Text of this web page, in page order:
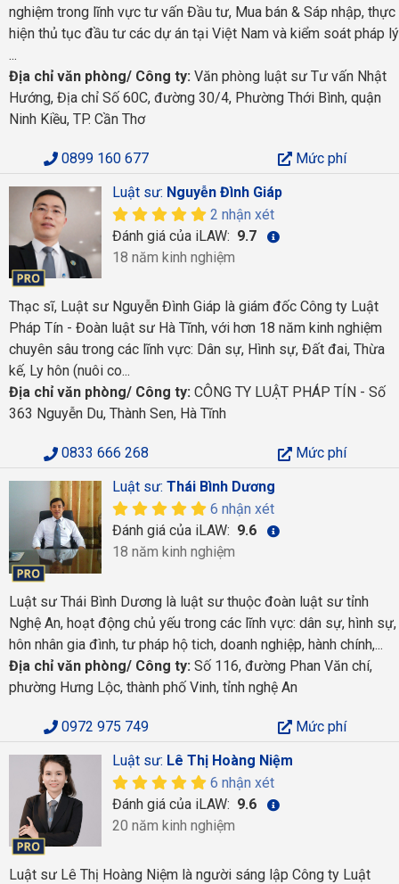
nghiệm trong lĩnh vực tư vấn Đầu tư, Mua bán & Sáp nhập, thực
hiện thủ tục đầu tư các dự án tại Việt Nam và kiểm soát pháp lý
...
Địa chỉ văn phòng/ Công ty: Văn phòng luật sư Tư vấn Nhật
Hướng, Địa chỉ Số 60C, đường 30/4, Phường Thới Bình, quận
Ninh Kiều, TP. Cần Thơ
0899 160 677
Mức phí
Luật sư: Nguyễn Đình Giáp
2 nhận xét
Đánh giá của iLAW: 9.7
18 năm kinh nghiệm
Thạc sĩ, Luật sư Nguyễn Đình Giáp là giám đốc Công ty Luật
Pháp Tín - Đoàn luật sư Hà Tĩnh, với hơn 18 năm kinh nghiệm
chuyên sâu trong các lĩnh vực: Dân sự, Hình sự, Đất đai, Thừa
kế, Ly hôn (nuôi co...
Địa chỉ văn phòng/ Công ty: CÔNG TY LUẬT PHÁP TÍN - Số
363 Nguyễn Du, Thành Sen, Hà Tĩnh
0833 666 268
Mức phí
Luật sư: Thái Bình Dương
6 nhận xét
Đánh giá của iLAW: 9.6
18 năm kinh nghiệm
Luật sư Thái Bình Dương là luật sư thuộc đoàn luật sư tỉnh
Nghệ An, hoạt động chủ yếu trong các lĩnh vực: dân sự, hình sự,
hôn nhân gia đình, tư pháp hộ tich, doanh nghiệp, hành chính,...
Địa chỉ văn phòng/ Công ty: Số 116, đường Phan Văn chí,
phường Hưng Lộc, thành phố Vinh, tỉnh nghệ An
0972 975 749
Mức phí
Luật sư: Lê Thị Hoàng Niệm
6 nhận xét
Đánh giá của iLAW: 9.6
20 năm kinh nghiệm
Luật sư Lê Thị Hoàng Niệm là người sáng lập Công ty Luật